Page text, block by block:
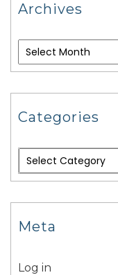
Archives
Categories
Meta
Log in